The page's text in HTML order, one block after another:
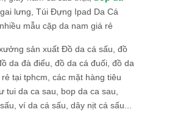
gai lưng, Túi Đựng Ipad Da Cá
mẫu cặp da nam giá rẻ
sản xuất Đồ da cá sấu, đồ
da đà điểu, đồ da cá đuối, đồ da
tại tphcm, các mặt hàng tiêu
tui da ca sau, bop da ca sau,
ví da cá sấu, dây nịt cá sấu...